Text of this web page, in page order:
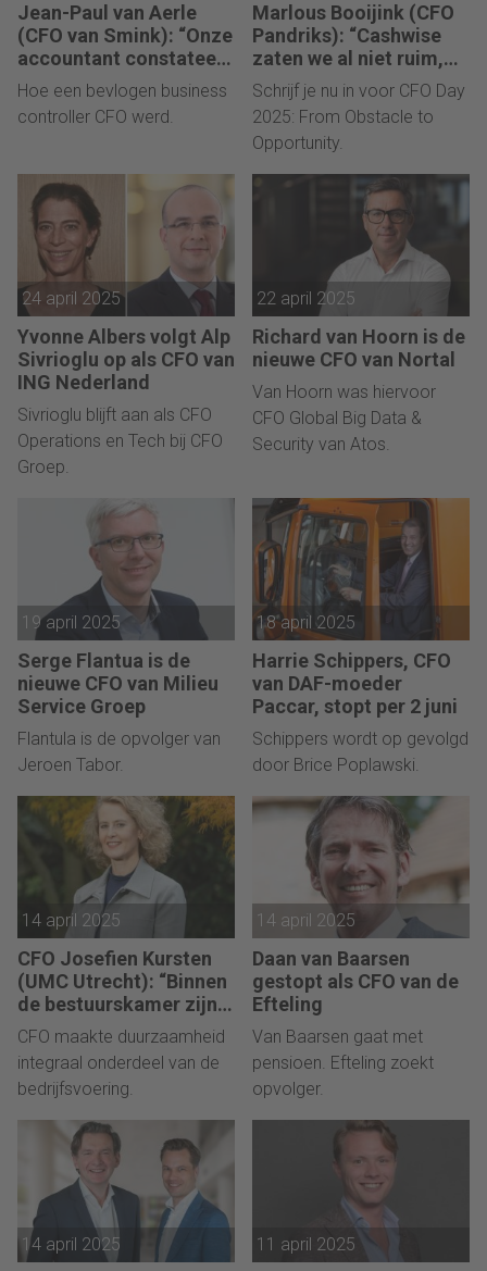
Jean-Paul van Aerle
(CFO van Smink): “Onze
accountant constateert
dat de kwaliteit van de
jaarrekening het
afgelopen jaar naar een
getild.”
Hoe een bevlogen business
controller CFO werd.
Marlous Booijink (CFO
Pandriks): “Cashwise
zaten we al niet ruim,
dus het werd al heel
snel ingewikkeld.”
Schrijf je nu in voor CFO Day
2025: From Obstacle to
Opportunity.
24 april 2025
Yvonne Albers volgt Alp
Sivrioglu op als CFO van
ING Nederland
Sivrioglu blijft aan als CFO
Operations en Tech bij CFO
Groep.
22 april 2025
Richard van Hoorn is de
nieuwe CFO van Nortal
Van Hoorn was hiervoor
CFO Global Big Data &
Security van Atos.
19 april 2025
Serge Flantua is de
nieuwe CFO van Milieu
Service Groep
Flantula is de opvolger van
Jeroen Tabor.
18 april 2025
Harrie Schippers, CFO
van DAF-moeder
Paccar, stopt per 2 juni
Schippers wordt op gevolgd
door Brice Poplawski.
14 april 2025
CFO Josefien Kursten
(UMC Utrecht): “Binnen
de bestuurskamer zijn
er altijd vooroordelen
over duurzaamheid.”
CFO maakte duurzaamheid
integraal onderdeel van de
bedrijfsvoering.
14 april 2025
Daan van Baarsen
gestopt als CFO van de
Efteling
Van Baarsen gaat met
pensioen. Efteling zoekt
opvolger.
14 april 2025 11 april 2025